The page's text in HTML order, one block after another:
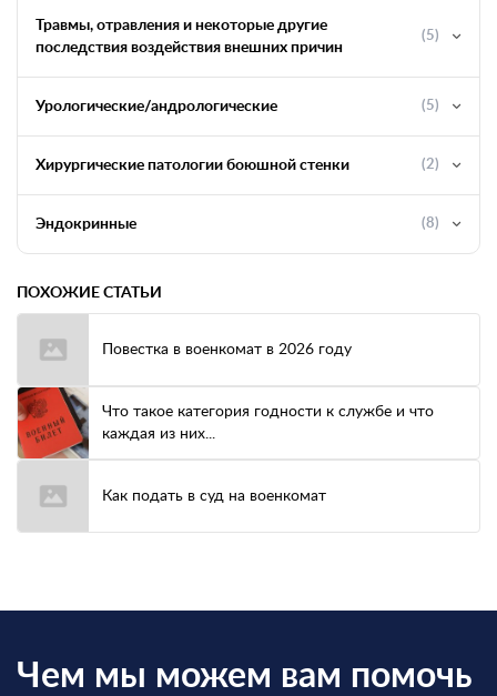
Травмы, отравления и некоторые другие
последствия воздействия внешних причин
(5)
Урологические/андрологические (5)
Хирургические патологии боюшной стенки (2)
Эндокринные (8)
ПОХОЖИЕ СТАТЬИ
Повестка в военкомат в 2026 году
Что такое категория годности к службе и что
каждая из них...
Как подать в суд на военкомат
Чем мы можем вам помочь